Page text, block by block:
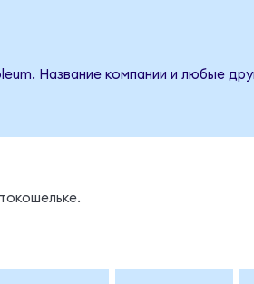
Название компании и любые